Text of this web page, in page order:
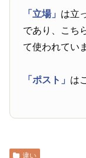
「立場」 は立
であり、こち
て使われてい
「ポスト」 は
違い